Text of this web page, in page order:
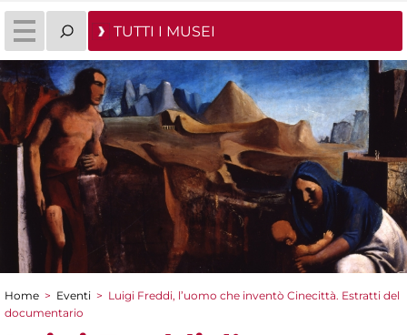
TUTTI I MUSEI
Tu sei qui
Home > Eventi > Luigi Freddi, l’uomo che inventò Cinecittà. Estratti del
documentario